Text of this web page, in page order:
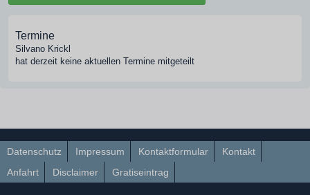
Termine
Silvano Krickl
hat derzeit keine aktuellen Termine mitgeteilt
Datenschutz Impressum Kontaktformular
Kontakt
Anfahrt
Disclaimer Gratiseintrag